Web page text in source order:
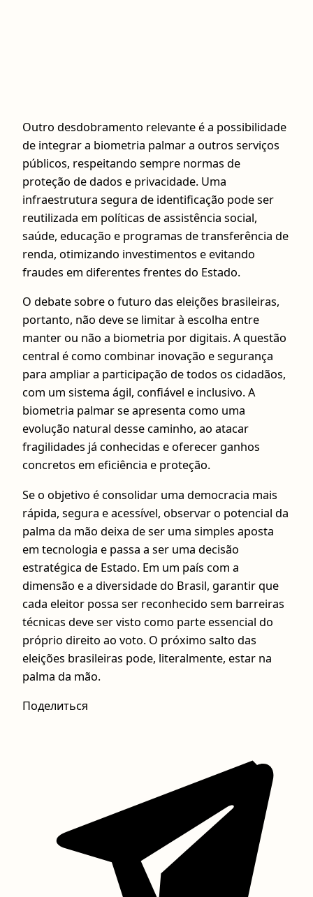
Outro desdobramento relevante é a possibilidade
de integrar a biometria palmar a outros serviços
públicos, respeitando sempre normas de
proteção de dados e privacidade. Uma
infraestrutura segura de identificação pode ser
reutilizada em políticas de assistência social,
saúde, educação e programas de transferência de
renda, otimizando investimentos e evitando
fraudes em diferentes frentes do Estado.
O debate sobre o futuro das eleições brasileiras,
portanto, não deve se limitar à escolha entre
manter ou não a biometria por digitais. A questão
central é como combinar inovação e segurança
para ampliar a participação de todos os cidadãos,
com um sistema ágil, confiável e inclusivo. A
biometria palmar se apresenta como uma
evolução natural desse caminho, ao atacar
fragilidades já conhecidas e oferecer ganhos
concretos em eficiência e proteção.
Se o objetivo é consolidar uma democracia mais
rápida, segura e acessível, observar o potencial da
palma da mão deixa de ser uma simples aposta
em tecnologia e passa a ser uma decisão
estratégica de Estado. Em um país com a
dimensão e a diversidade do Brasil, garantir que
cada eleitor possa ser reconhecido sem barreiras
técnicas deve ser visto como parte essencial do
próprio direito ao voto. O próximo salto das
eleições brasileiras pode, literalmente, estar na
palma da mão.
Поделиться